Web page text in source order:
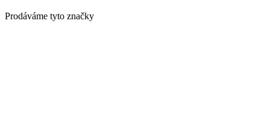
Prodáváme tyto značky